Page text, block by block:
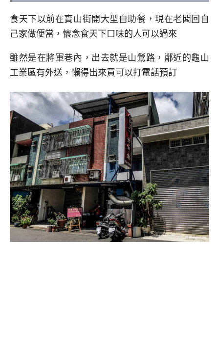
食天下以前在寶山街開大型自助餐，現在老闆回自
己家做便當，懷念食天下口味的人可以過來
雖然是在將軍巷內，出去就是山鶯路，鄰近的龜山
工業區有外送，懶得出來買可以打電話預訂